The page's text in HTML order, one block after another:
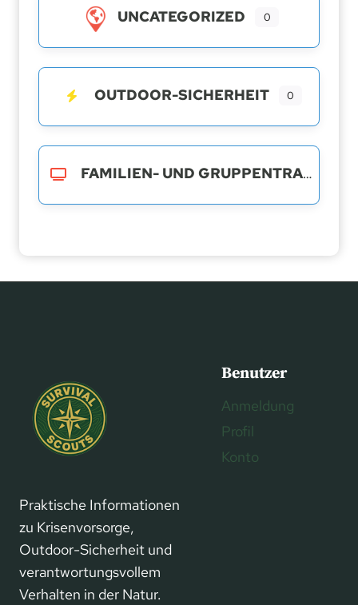
UNCATEGORIZED 0
OUTDOOR-SICHERHEIT 0
FAMILIEN- UND GRUPPENTRAINING
Praktische Informationen
zu Krisenvorsorge,
Outdoor-Sicherheit und
verantwortungsvollem
Verhalten in der Natur.
Benutzer
Anmeldung
Profil
Konto